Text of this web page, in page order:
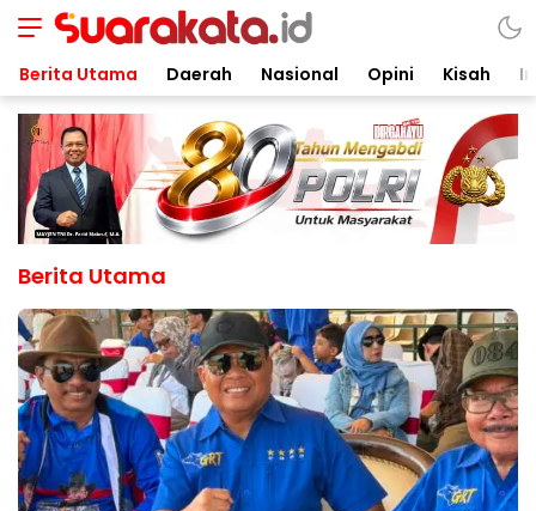
Berita Utama Daerah Nasional Opini Kisah
Berita Utama